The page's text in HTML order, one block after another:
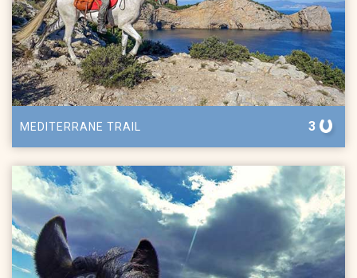
MEDITERRANE TRAIL 3